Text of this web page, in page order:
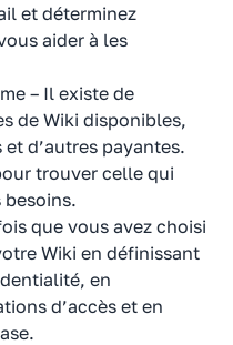
et déterminez
aider à les
– Il existe de
de Wiki disponibles,
d’autres payantes.
trouver celle qui
que vous avez choisi
Wiki en définissant
en
d’accès et en